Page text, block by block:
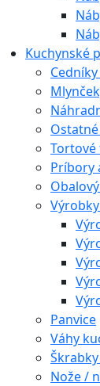
Kuchynské
Príbory
Panvice
Váhy
Nože /